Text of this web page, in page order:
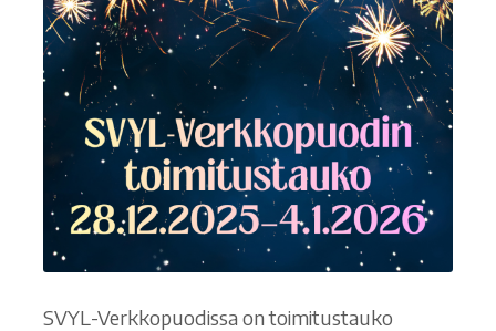
SVYL-Verkkopuodissa on toimitustauko